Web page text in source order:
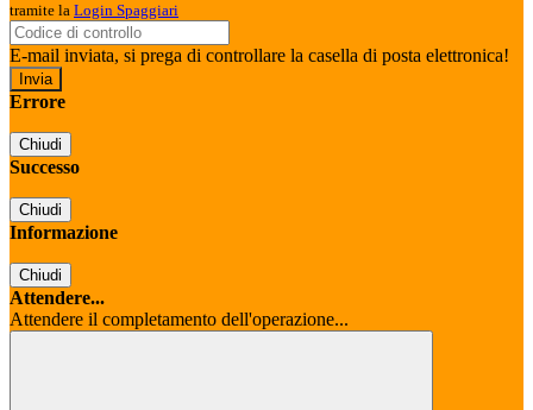
tramite la Login Spaggiari
E-mail inviata, si prega di controllare la casella di posta elettronica!
Errore
Chiudi
Successo
Chiudi
Informazione
Chiudi
Attendere...
Attendere il completamento dell'operazione...